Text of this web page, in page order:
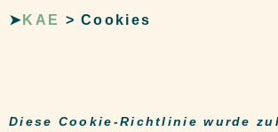
➤ KAE >Cookies
Diese Cookie-Richtlinie wurde